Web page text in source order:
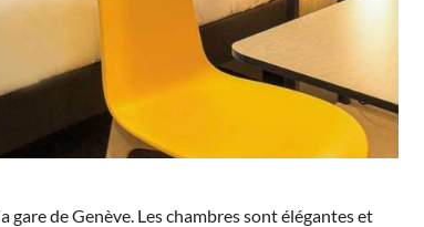
de Genève. Les chambres sont élégantes et